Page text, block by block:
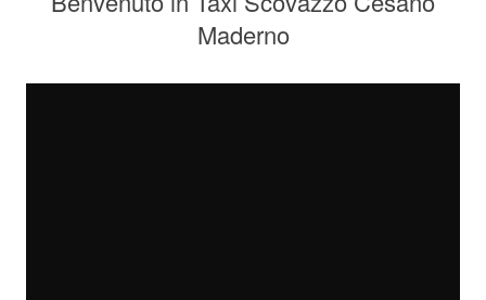
Maderno